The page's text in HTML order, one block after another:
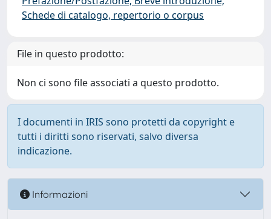
Schede di catalogo, repertorio o corpus
File in questo prodotto:
Non ci sono file associati a questo prodotto.
I documenti in IRIS sono protetti da copyright e
tutti i diritti sono riservati, salvo diversa
indicazione.
Informazioni